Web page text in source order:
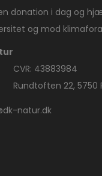
donation i dag og
og mod
CVR: 43883984
Rundtoften 22, 5750
natur.dk